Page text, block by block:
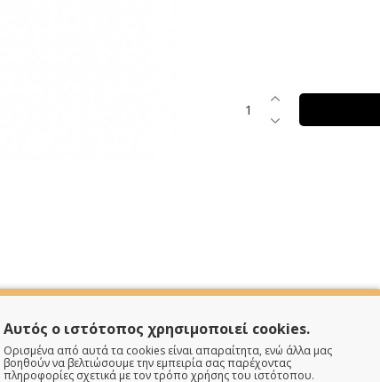
SPECIFICATIONS
Αυτός ο ιστότοπος χρησιμοποιεί cookies.
Ορισμένα από αυτά τα cookies είναι απαραίτητα, ενώ άλλα μας
βοηθούν να βελτιώσουμε την εμπειρία σας παρέχοντας
πληροφορίες σχετικά με τον τρόπο χρήσης του ιστότοπου.